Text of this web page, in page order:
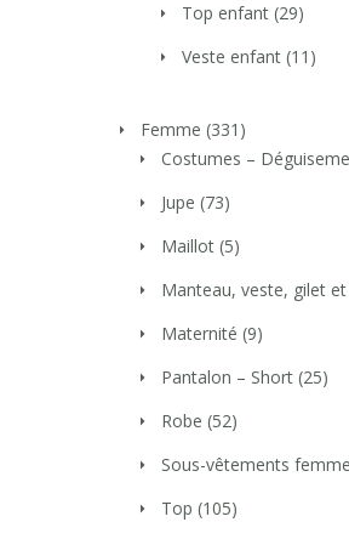
Top enfant (29)
Veste enfant (11)
Femme (331)
Costumes –
Jupe (73)
Maillot (5)
Manteau, veste, gilet
Maternité (9)
Pantalon – Short (25)
Robe (52)
Sous-vêtements femme
Top (105)